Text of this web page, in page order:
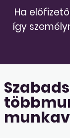
Ha
így